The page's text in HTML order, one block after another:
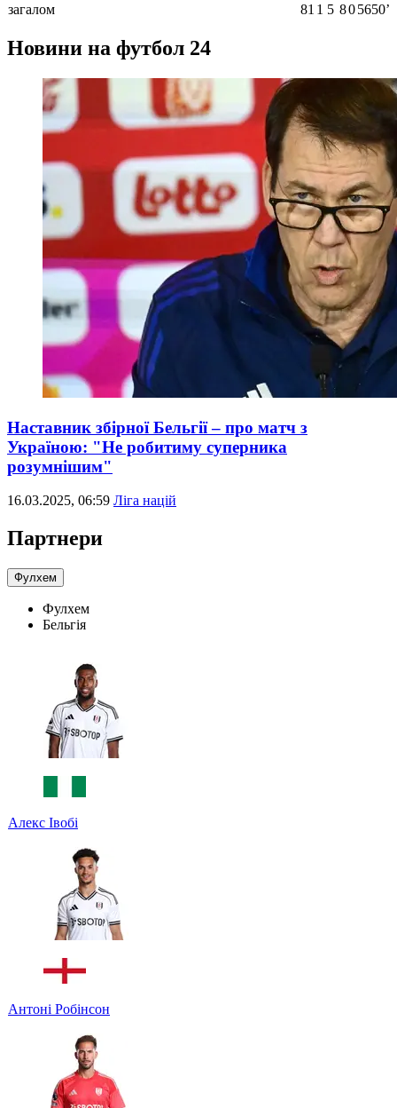
загалом 81 1 5 805650ʼ
Новини на футбол 24
Наставник збірної Бельгії – про матч з
Україною: "Не робитиму суперника
розумнішим"
16.03.2025, 06:59 Ліга націй
Партнери
Фулхем
Фулхем
Бельгія
Алекс Івобі
Антоні Робінсон